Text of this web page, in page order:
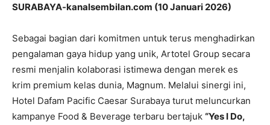
SURABAYA-kanalsembilan.com (10 Januari 2026)
Sebagai bagian dari komitmen untuk terus menghadirkan
pengalaman gaya hidup yang unik, Artotel Group secara
resmi menjalin kolaborasi istimewa dengan merek es
krim premium kelas dunia, Magnum. Melalui sinergi ini,
Hotel Dafam Pacific Caesar Surabaya turut meluncurkan
kampanye Food & Beverage terbaru bertajuk “Yes I Do,